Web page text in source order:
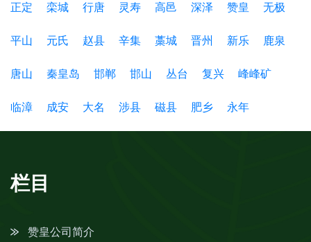
正定 栾城 行唐 灵寿 高邑 深泽 赞皇 无极
平山 元氏 赵县 辛集 藁城 晋州 新乐 鹿泉
唐山 秦皇岛 邯郸 邯山 丛台 复兴 峰峰矿
临漳 成安 大名 涉县 磁县 肥乡 永年
栏目
赞皇公司简介